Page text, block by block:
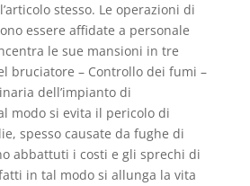
stesso. Le operazioni di
essere affidate a personale
le sue mansioni in tre
bruciatore – Controllo dei fumi –
dell’impianto di
modo si evita il pericolo di
spesso causate da fughe di
abbattuti i costi e gli sprechi di
in tal modo si allunga la vita